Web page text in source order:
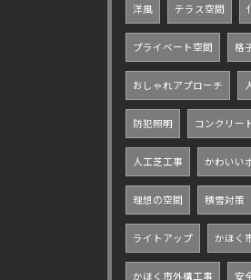
洋風 テラス空間
プライベート空間 格
おしゃれアプローチ
防犯照明 コンクリー
人工芝工事 かわいい
理想の空間 積雪対策
ライトアップ かほく
かほく市外構工事 安